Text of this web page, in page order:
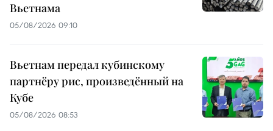
Вьетнама
05/08/2026 09:10
Вьетнам передал кубинскому
партнёру рис, произведённый на
Кубе
05/08/2026 08:53